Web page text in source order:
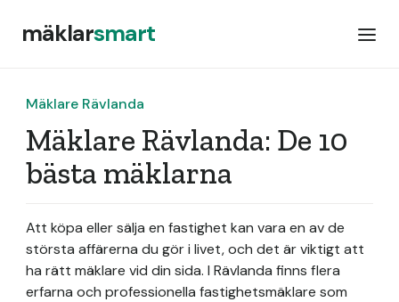
mäklarsmart
Mäklare Rävlanda
Mäklare Rävlanda: De 10
bästa mäklarna
Att köpa eller sälja en fastighet kan vara en av de
största affärerna du gör i livet, och det är viktigt att
ha rätt mäklare vid din sida. I Rävlanda finns flera
erfarna och professionella fastighetsmäklare som